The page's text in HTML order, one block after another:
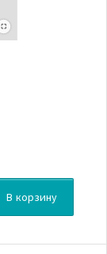
В корзину